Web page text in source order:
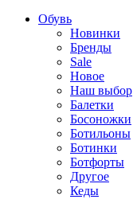
Обувь
Новинки
Бренды
Sale
Новое
Наш выбор
Балетки
Босоножки
Ботильоны
Ботинки
Ботфорты
Другое
Кеды